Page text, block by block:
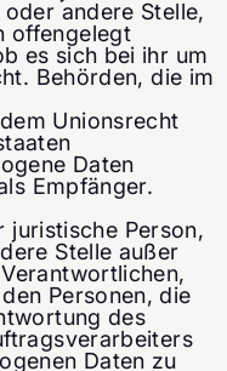
andere Stelle,
offengelegt
es sich bei ihr um
Behörden, die im
Unionsrecht
Daten
Empfänger.
juristische Person,
Stelle außer
Personen, die
des
Daten zu